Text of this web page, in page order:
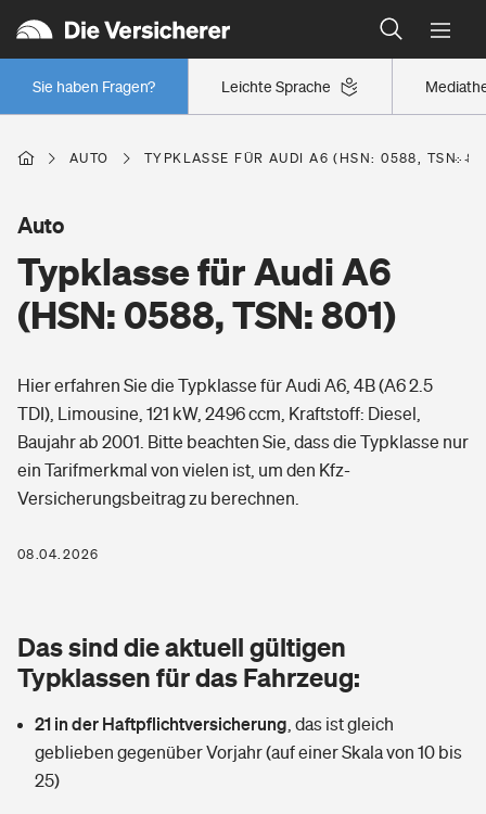
Leichte Sprache
Sie haben Fragen?
Wer versichert was: Jetzt Versicherer finden
Regionalklassen: So ist Ihre Region eingestuft
Wer versichert was: Jetzt Versicherer finden
Berufsunfähigkeitsversicherung
Erwerbsunfähigkeitsversicherung
Grundfähigkeitsversicherung
Arbeitsrechtsschutz
Berufshaftpflichtversicherung
Zur Übersicht
Tools
Wer versichert was: Jetzt Versicherer finden
Wohnen
Glasversicherung
Mietkautionsversicherung
Freizeit
Pri­vate Haft­pflicht­
Kinderunfall­ver­si­che­rung
Kinderinvalidität
Gesundheit
Private Krankenversicherung
Dread-Disease-Versicherung
Tierkrankenversicherung
Zur Übersicht
AUTO TYPKLASSE FÜR AUDI A6 (HSN: 0588, TSN:
Typklasse für Audi A6
(HSN: 0588, TSN: 801)
Auto
Hier erfahren Sie die Typklasse für Audi A6, 4B (A6 2.5
TDI), Limousine, 121 kW, 2496 ccm, Kraftstoff: Diesel,
Baujahr ab 2001. Bitte beachten Sie, dass die Typklasse nur
ein Tarifmerkmal von vielen ist, um den Kfz-
Versicherungsbeitrag zu berechnen.
08.04.2026
Das sind die aktuell gültigen
Typklassen für das Fahrzeug:
21 in der Haftpflichtversicherung das ist gleich
geblieben gegenüber Vorjahr (auf einer Skala von 10 bis
25)